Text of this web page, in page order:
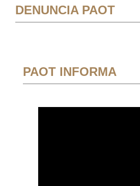
DENUNCIA PAOT
PAOT INFORMA